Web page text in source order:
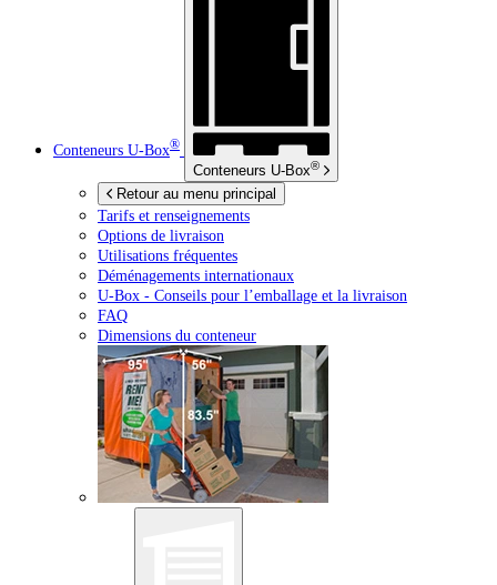
Conteneurs U-Box®
Conteneurs U-Box®
Retour au menu principal
Tarifs et renseignements
Options de livraison
Utilisations fréquentes
Déménagements internationaux
U-Box - Conseils pour l’emballage et la livraison
FAQ
Dimensions du conteneur